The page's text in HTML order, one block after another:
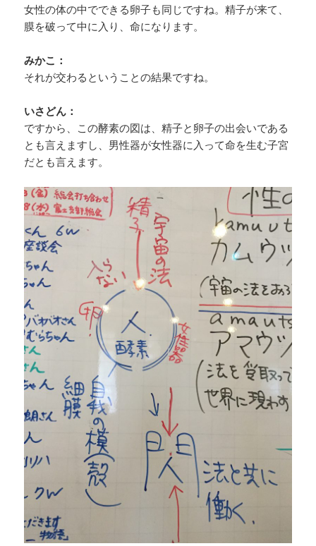
女性の体の中でできる卵子も同じですね。精子が来て、
膜を破って中に入り、命になります。
みかこ：
それが交わるということの結果ですね。
いさどん：
ですから、この酵素の図は、精子と卵子の出会いである
とも言えますし、男性器が女性器に入って命を生む子宮
だとも言えます。